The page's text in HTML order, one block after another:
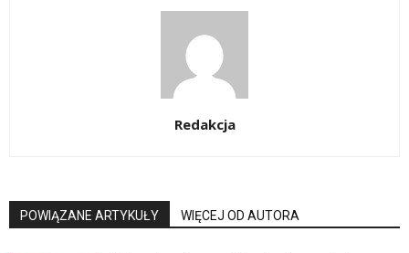
Redakcja
POWIĄZANE ARTYKUŁY WIĘCEJ OD AUTORA